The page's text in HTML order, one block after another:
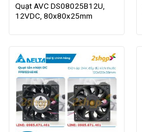
Quạt AVC DS08025B12U,
12VDC, 80x80x25mm